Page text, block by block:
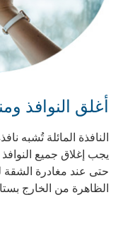
أغلق النوافذ
النافذة المائلة تُشبه
يجب إغلاق جميع
حتى عند مغادرة الشقة
الظاهرة من الخارج